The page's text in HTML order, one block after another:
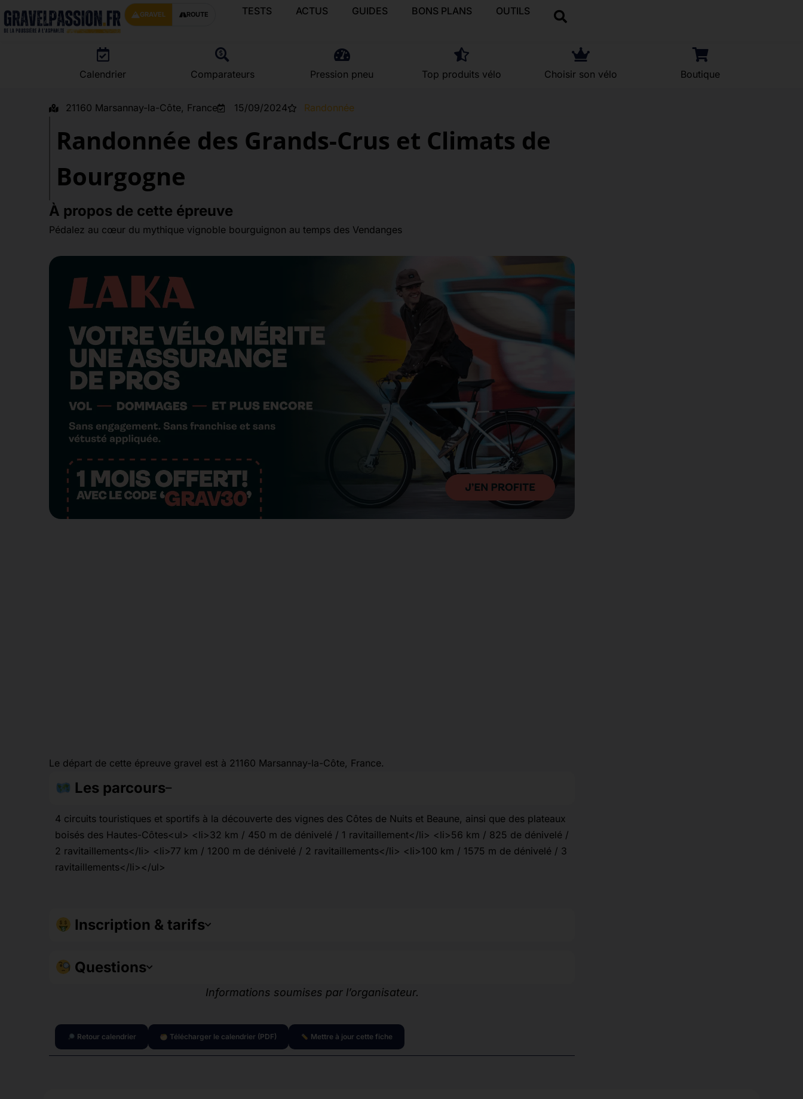
GRAVEL ROUTE TESTS ACTUS GUIDES BONS PLANS OUTILS
Calendrier Comparateurs Pression pneu Top produits vélo Choisir son vélo Boutique
21160 Marsannay-la-Côte, France 15/09/2024 Randonnée
Randonnée des Grands-Crus et Climats de
Bourgogne
À propos de cette épreuve
Pédalez au cœur du mythique vignoble bourguignon au temps des Vendanges
Le départ de cette épreuve gravel est à 21160 Marsannay-la-Côte, France.
Les parcours
4 circuits touristiques et sportifs à la découverte des vignes des Côtes de Nuits et Beaune, ainsi que des plateaux
boisés des Hautes-Côtes<ul> <li>32 km / 450 m de dénivelé / 1 ravitaillement</li> <li>56 km / 825 de dénivelé /
2 ravitaillements</li> <li>77 km / 1200 m de dénivelé / 2 ravitaillements</li> <li>100 km / 1575 m de dénivelé / 3
ravitaillements</li></ul>
Inscription & tarifs
Questions
Informations soumises par l’organisateur.
Retour calendrier Télécharger le calendrier (PDF) Mettre à jour cette fiche